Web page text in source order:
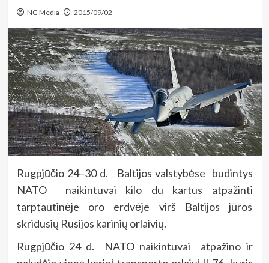
NG Media 2015/09/02
Rugpjūčio 24–30 d. Baltijos valstybėse budintys
NATO naikintuvai kilo du kartus atpažinti
tarptautinėje oro erdvėje virš Baltijos jūros
skridusių Rusijos karinių orlaivių.
Rugpjūčio 24 d. NATO naikintuvai atpažino ir